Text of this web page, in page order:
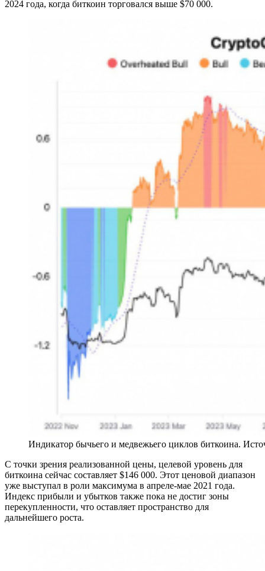
2024 года, когда биткоин торговался выше $70 000.
Индикатор бычьего и медвежьего циклов биткоина.
С точки зрения реализованной цены, целевой уровень для
биткоина сейчас составляет $146 000. Этот ценовой диапазон
уже выступал в роли максимума в апреле-мае 2021 года.
Индекс прибыли и убытков также пока не достиг зоны
перекупленности, что оставляет пространство для
дальнейшего роста.